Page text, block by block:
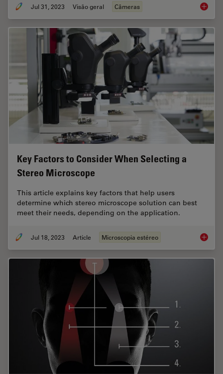
Jul 31, 2023 Visão geral Câmeras Life
Key Factors to Consider When Selecting a
Stereo Microscope
This article explains key factors that help users
determine which stereo microscope solution can best
meet their needs, depending on the application.
Jul 18, 2023 Article Microscopia estéreo Key